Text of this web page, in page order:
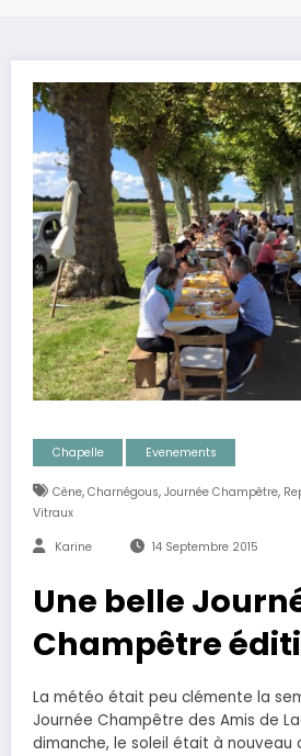
Chapelle Evenements
Cène, Charnégous, Journée Champêtre,
Vitraux
Karine 14 Septembre 2015
Une belle
Champêtre
La météo était peu clémente la
Journée Champêtre des Amis de
dimanche, le soleil était à nouveau